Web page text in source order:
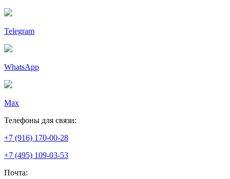
Telegram
WhatsApp
Max
Телефоны для связи:
+7 (916) 170-00-28
+7 (495) 109-03-53
Почта: